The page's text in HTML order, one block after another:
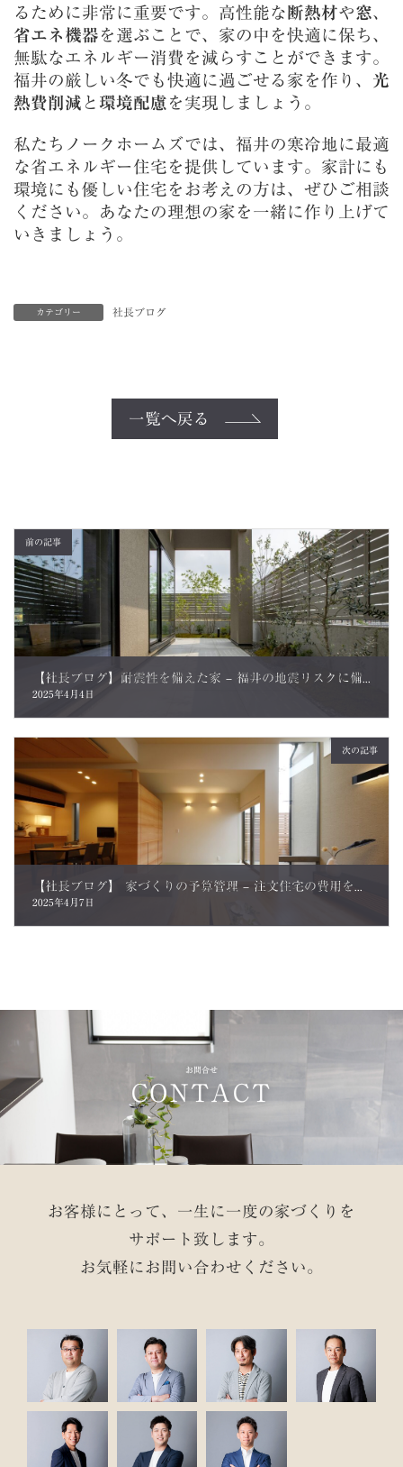
るために非常に重要です。高性能な断熱材や窓、
省エネ機器 を選ぶことで、家の中を快適に保ち、
無駄なエネルギー消費を減らすことができます。
福井の厳しい冬でも快適に過ごせる家を作り、 光
熱費削減 と 環境配慮 を実現しましょう。
私たちノークホームズでは、福井の寒冷地に最適
な省エネルギー住宅を提供しています。家計にも
環境にも優しい住宅をお考えの方は、ぜひご相談
ください。あなたの理想の家を一緒に作り上げて
いきましょう。
カテゴリー 社長ブログ
一覧へ戻る
前の記事
2025年4月4日
次の記事
【社長ブログ】 家づくりの予算管理 – 注文住宅の費用を賢く管理する方法
2025年4月7日
お問合せ
CONTACT
お客様にとって、一生に一度の家づくりを
サポート致します。
お気軽にお問い合わせください。